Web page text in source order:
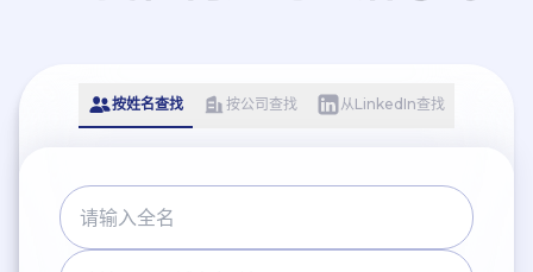
organização, foco no
chave: Análise Comercial |
Controle de Estoque |
Faturamento | Relatórios
Gerenciais | Suporte ao
按姓名查找 按公司查找 从LinkedIn查找